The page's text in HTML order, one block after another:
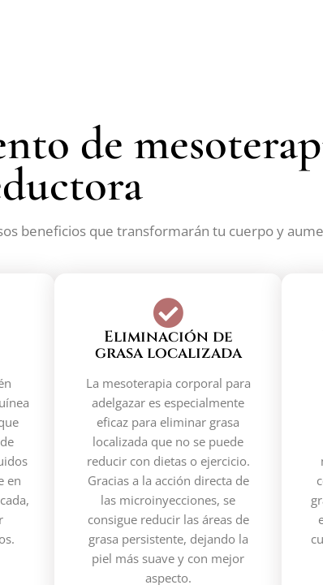
de
beneficios que transformarán tu cuerpo y
en
Eliminación de
grasa localizada
La mesoterapia corporal para
adelgazar es especialmente
eficaz para eliminar grasa
localizada que no se puede
reducir con dietas o ejercicio.
Gracias a la acción directa de
las microinyecciones, se
consigue reducir las áreas de
grasa persistente, dejando la
piel más suave y con mejor
aspecto.